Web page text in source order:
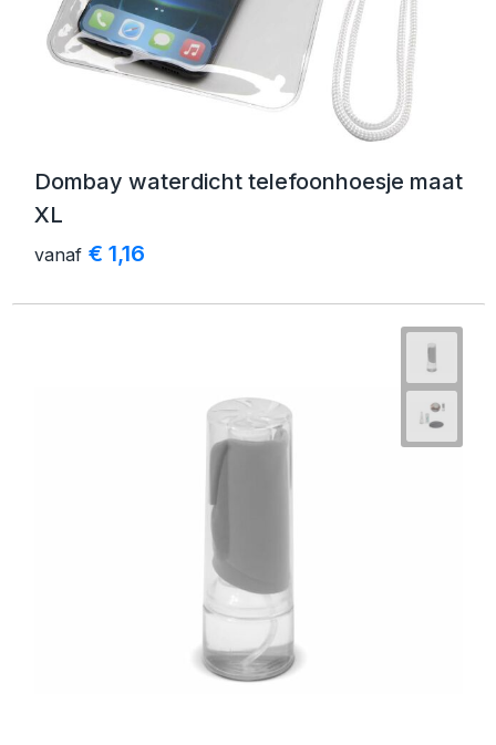
Dombay waterdicht telefoonhoesje maat
XL
vanaf € 1,16